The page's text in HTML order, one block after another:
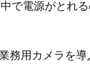
で電源がとれ
務用カメラを